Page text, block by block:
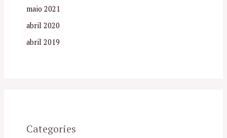
maio 2021
abril 2020
abril 2019
Categories